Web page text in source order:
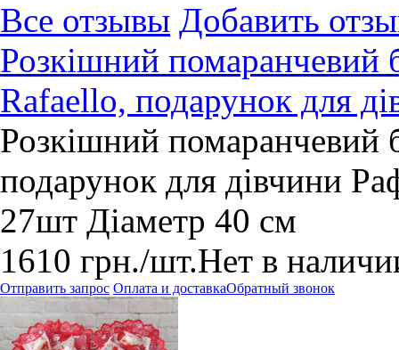
Все отзывы Добавить
Розкішний помаранчевий
Rafaello, подарунок для
Розкішний помаранчевий
подарунок для дівчини
27шт Діаметр 40 см
1610 грн./шт.Нет в
Отправить запрос Оплата и доставкаОбратный звонок